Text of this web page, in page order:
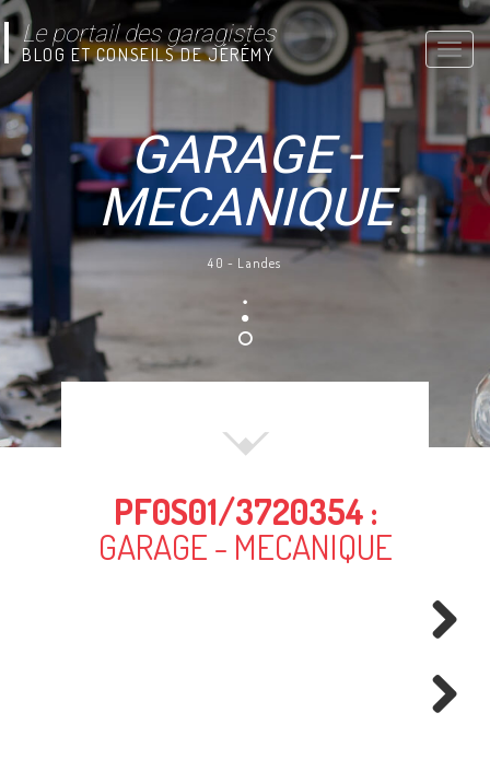
Toggle
Le portail des garagistes
BLOG ET CONSEILS DE JÉRÉMY
GARAGE -
MECANIQUE
40 - Landes
PF0S01/3720354 :
GARAGE - MECANIQUE